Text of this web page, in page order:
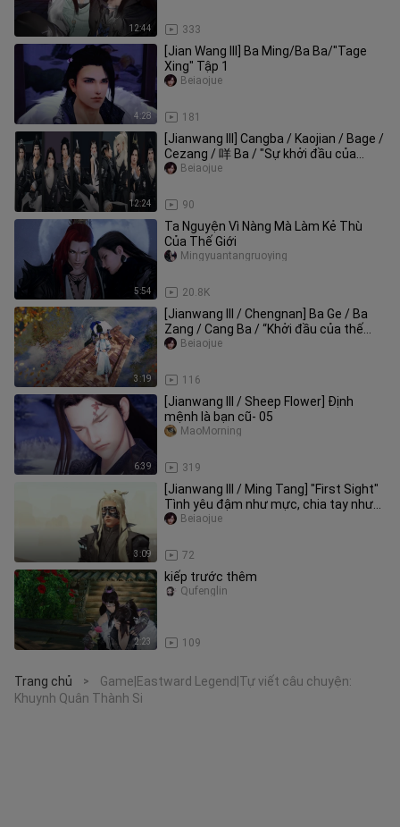
12:44 333
4:28
[Jian Wang III] Ba Ming/Ba Ba/"Tage
Xing" Tập 1
181
Beiaojue
12:24
[Jianwang III] Cangba / Kaojian / Bage /
Cezang / 咩 Ba / "Sự khởi đầu của
chương thế giới hàng ngày"
90
Beiaojue
5:54
Ta Nguyện Vì Nàng Mà Làm Kẻ Thù
Của Thế Giới
20.8K
Mingyuantangruoying
3:19
[Jianwang III / Chengnan] Ba Ge / Ba
Zang / Cang Ba / “Khởi đầu của thế
giới - Sau khi kết hôn / Hôm
116
Beiaojue
6:39
[Jianwang III / Sheep Flower] Định
mệnh là bạn cũ- 05
319
MaoMorning
3:09
[Jianwang III / Ming Tang] "First Sight"
Tình yêu đậm như mực, chia tay như
nước, mực nhẹ hơn nước,
72
Beiaojue
2:23
kiếp trước thêm
109
Qufenglin
Trang chủ >
Game|Eastward Legend|Tự viết câu chuyện:
Khuynh Quân Thành Si